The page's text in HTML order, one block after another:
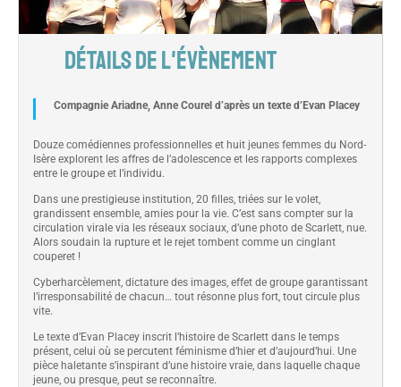
DÉTAILS DE L'ÉVÈNEMENT
Compagnie Ariadne, Anne Courel d’après un texte d’Evan Placey
Douze comédiennes professionnelles et huit jeunes femmes du Nord-
Isère explorent les affres de l’adolescence et les rapports complexes
entre le groupe et l’individu.
Dans une prestigieuse institution, 20 filles, triées sur le volet,
grandissent ensemble, amies pour la vie. C’est sans compter sur la
circulation virale via les réseaux sociaux, d’une photo de Scarlett, nue.
Alors soudain la rupture et le rejet tombent comme un cinglant
couperet !
Cyberharcèlement, dictature des images, effet de groupe garantissant
l’irresponsabilité de chacun… tout résonne plus fort, tout circule plus
vite.
Le texte d’Evan Placey inscrit l’histoire de Scarlett dans le temps
présent, celui où se percutent féminisme d’hier et d’aujourd’hui. Une
pièce haletante s’inspirant d’une histoire vraie, dans laquelle chaque
jeune, ou presque, peut se reconnaître.